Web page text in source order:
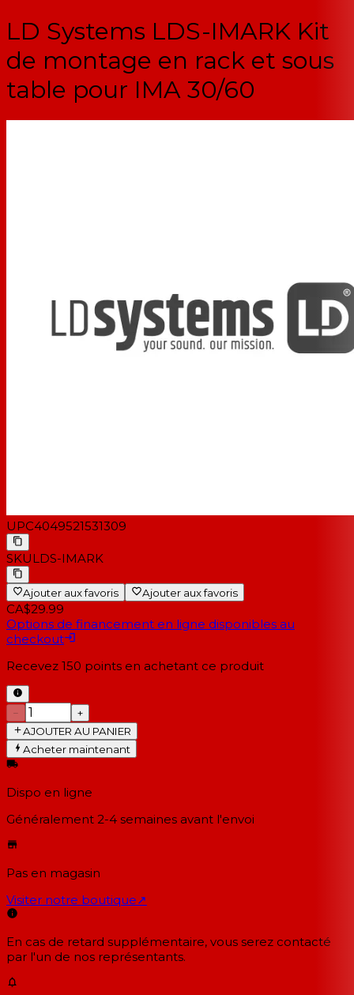
LD Systems LDS-IMARK Kit
de montage en rack et sous
table pour IMA 30/60
UPC4049521531309
SKULDS-IMARK
Ajouter aux favoris Ajouter aux favoris
CA$29.99
Options de financement en ligne disponibles au
checkout
Recevez 150 points en achetant ce produit
−
+
AJOUTER AU PANIER
Acheter maintenant
Dispo en ligne
Généralement 2-4 semaines avant l'envoi
Pas en magasin
Visiter notre boutique↗
En cas de retard supplémentaire, vous serez contacté
par l'un de nos représentants.